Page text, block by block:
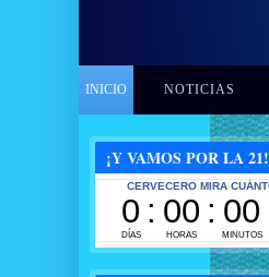
INICIO NOTICIAS
¡Y VAMOS POR LA 21!